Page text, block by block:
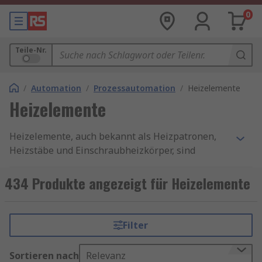
0
Teile-Nr.
/ Automation / Prozessautomation / Heizelemente
Heizelemente
Heizelemente, auch bekannt als Heizpatronen,
Heizstäbe und Einschraubheizkörper, sind
umwandeln. Sie bestehen in der Regel aus einem
leitfähigen Material, wie Keramik, Metall oder
wandelt elektrische Energie durch Joule-
Erwärmung um, bei der das Element dem
elektrischen Strom einen Widerstand
434 Produkte angezeigt für Heizelemente
Filter
Sortieren nach Relevanz